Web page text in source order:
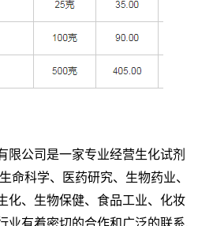
限公司是一家专业经营生化试剂
命科学、医药研究、生物药业、
化、生物保健、食品工业、化妆